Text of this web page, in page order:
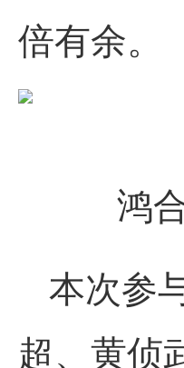
倍有余。
鸿
本次参
超、黄侦